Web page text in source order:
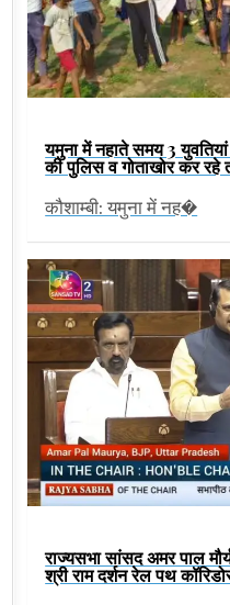
यमुना में नहाते समय 3
की पुलिस व गोताखोर कर रहे
कौशाम्बी: यमुना में नह�
राज्यसभा सांसद अमर पाल
श्री राम दर्शन रेल पथ